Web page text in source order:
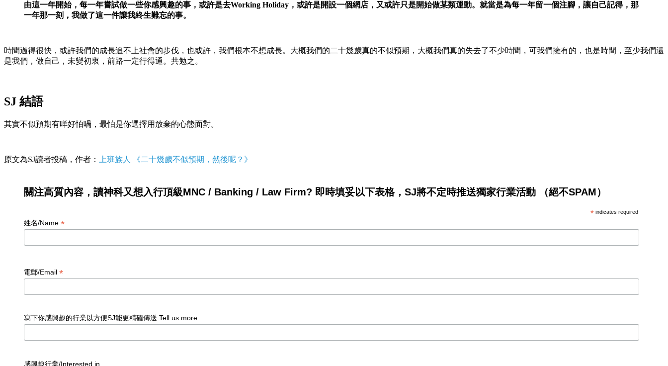
由這一年開始，每一年嘗試做一些你感興趣的事，或許是去Working Holiday，或許是開設一個網店，又或許只是開始做某類運動。就當是為每一年留一個注腳，讓自己記得，那
一年那一刻，我做了這一件讓我終生難忘的事。
時間過得很快，或許我們的成長追不上社會的步伐，也或許，我們根本不想成長。大概我們的二十幾歲真的不似預期，大概我們真的失去了不少時間，可我們擁有的，也是時間，至少我們還
是我們，做自己，未變初衷，前路一定行得通。共勉之。
SJ 結語
其實不似預期有咩好怕喎，最怕是你選擇用放棄的心態面對。
原文為SJ讀者投稿，作者： 上班族人 《二十幾歲不似預期，然後呢？》
關注高質內容，讀神科又想入行頂級MNC / Banking / Law Firm? 即時填妥以下表格，SJ將不定時推送獨家行業活動 （絕不SPAM）
* indicates required
姓名/Name *
電郵/Email *
寫下你感興趣的行業以方便SJ能更精確傳送 Tell us more
感興趣行業/Interested in